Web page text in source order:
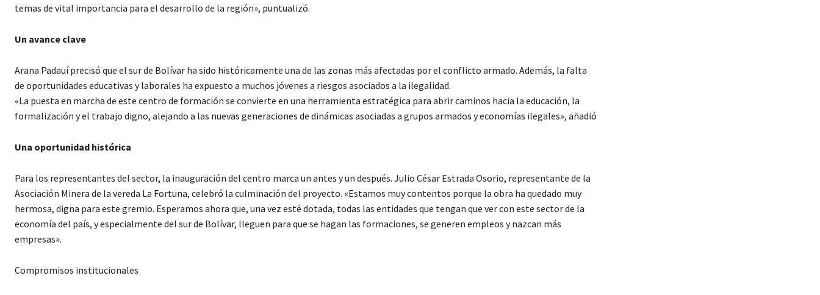
temas de vital importancia para el desarrollo de la región», puntualizó.
Un avance clave
Arana Padauí precisó que el sur de Bolívar ha sido históricamente una de las zonas más afectadas por el conflicto armado. Además, la falta
de oportunidades educativas y laborales ha expuesto a muchos jóvenes a riesgos asociados a la ilegalidad.
«La puesta en marcha de este centro de formación se convierte en una herramienta estratégica para abrir caminos hacia la educación, la
formalización y el trabajo digno, alejando a las nuevas generaciones de dinámicas asociadas a grupos armados y economías ilegales», añadió
Una oportunidad histórica
Para los representantes del sector, la inauguración del centro marca un antes y un después. Julio César Estrada Osorio, representante de la
Asociación Minera de la vereda La Fortuna, celebró la culminación del proyecto. «Estamos muy contentos porque la obra ha quedado muy
hermosa, digna para este gremio. Esperamos ahora que, una vez esté dotada, todas las entidades que tengan que ver con este sector de la
economía del país, y especialmente del sur de Bolívar, lleguen para que se hagan las formaciones, se generen empleos y nazcan más
empresas».
Compromisos institucionales